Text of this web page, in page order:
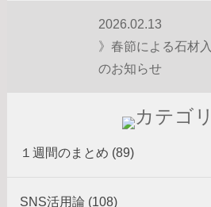
2026.02.13
》春節による石材
のお知らせ
１週間のまとめ (89)
SNS活用論 (108)